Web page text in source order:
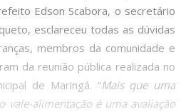
Edson Scabora, o secretário
esclareceu todas as dúvidas
membros da comunidade e
da reunião pública realizada no
de Maringá. “Mais que uma
vale-alimentação é uma avaliação